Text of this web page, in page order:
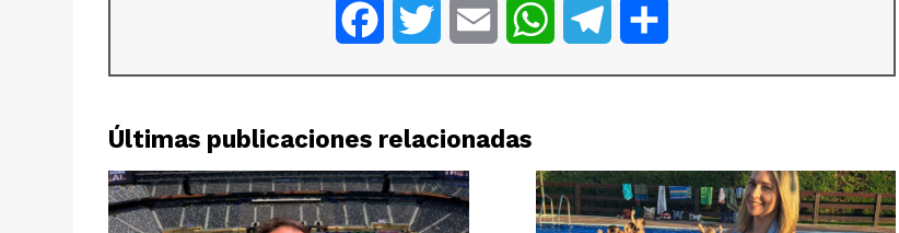
FacebookTwitter Email WhatsAppTelegram
Últimas publicaciones relacionadas